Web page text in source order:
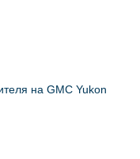
на GMC Yukon